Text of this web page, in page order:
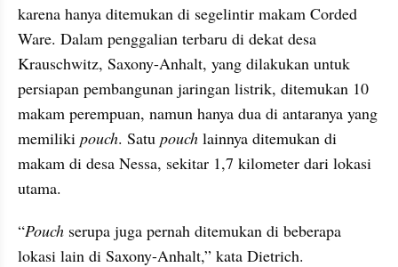
karena hanya ditemukan di segelintir makam Corded
Ware. Dalam penggalian terbaru di dekat desa
Krauschwitz, Saxony-Anhalt, yang dilakukan untuk
persiapan pembangunan jaringan listrik, ditemukan 10
makam perempuan, namun hanya dua di antaranya yang
memiliki pouch. Satu pouch lainnya ditemukan di
makam di desa Nessa, sekitar 1,7 kilometer dari lokasi
utama.
“Pouch serupa juga pernah ditemukan di beberapa
lokasi lain di Saxony-Anhalt,” kata Dietrich.